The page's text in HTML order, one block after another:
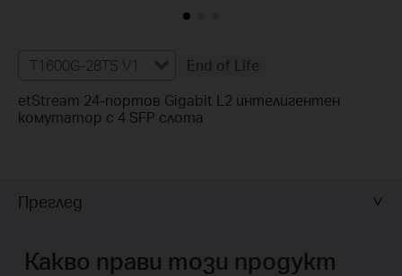
T1600G-28TS V1
End of Life
etStream 24-портов Gigabit L2 интелигентен
комутатор с 4 SFP слота
Преглед
Какво прави този продукт